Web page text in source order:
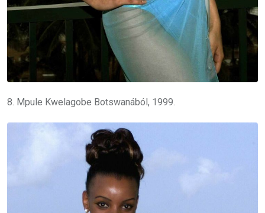
8. Mpule Kwelagobe Botswanából, 1999.